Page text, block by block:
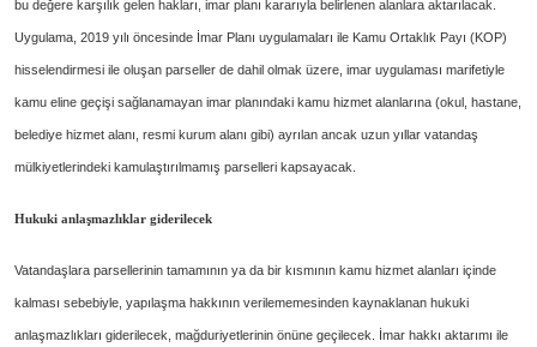
bu değere karşılık gelen hakları, imar planı kararıyla belirlenen alanlara aktarılacak.
Uygulama, 2019 yılı öncesinde İmar Planı uygulamaları ile Kamu Ortaklık Payı (KOP)
hisselendirmesi ile oluşan parseller de dahil olmak üzere, imar uygulaması marifetiyle
kamu eline geçişi sağlanamayan imar planındaki kamu hizmet alanlarına (okul, hastane,
belediye hizmet alanı, resmi kurum alanı gibi) ayrılan ancak uzun yıllar vatandaş
mülkiyetlerindeki kamulaştırılmamış parselleri kapsayacak.
Hukuki anlaşmazlıklar giderilecek
Vatandaşlara parsellerinin tamamının ya da bir kısmının kamu hizmet alanları içinde
kalması sebebiyle, yapılaşma hakkının verilememesinden kaynaklanan hukuki
anlaşmazlıkları giderilecek, mağduriyetlerinin önüne geçilecek. İmar hakkı aktarımı ile